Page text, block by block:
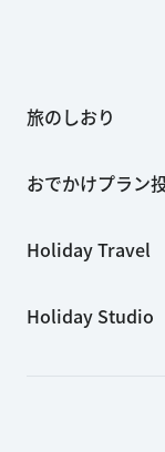
旅のしおり
おでかけプラン
Holiday Travel
Holiday Studio